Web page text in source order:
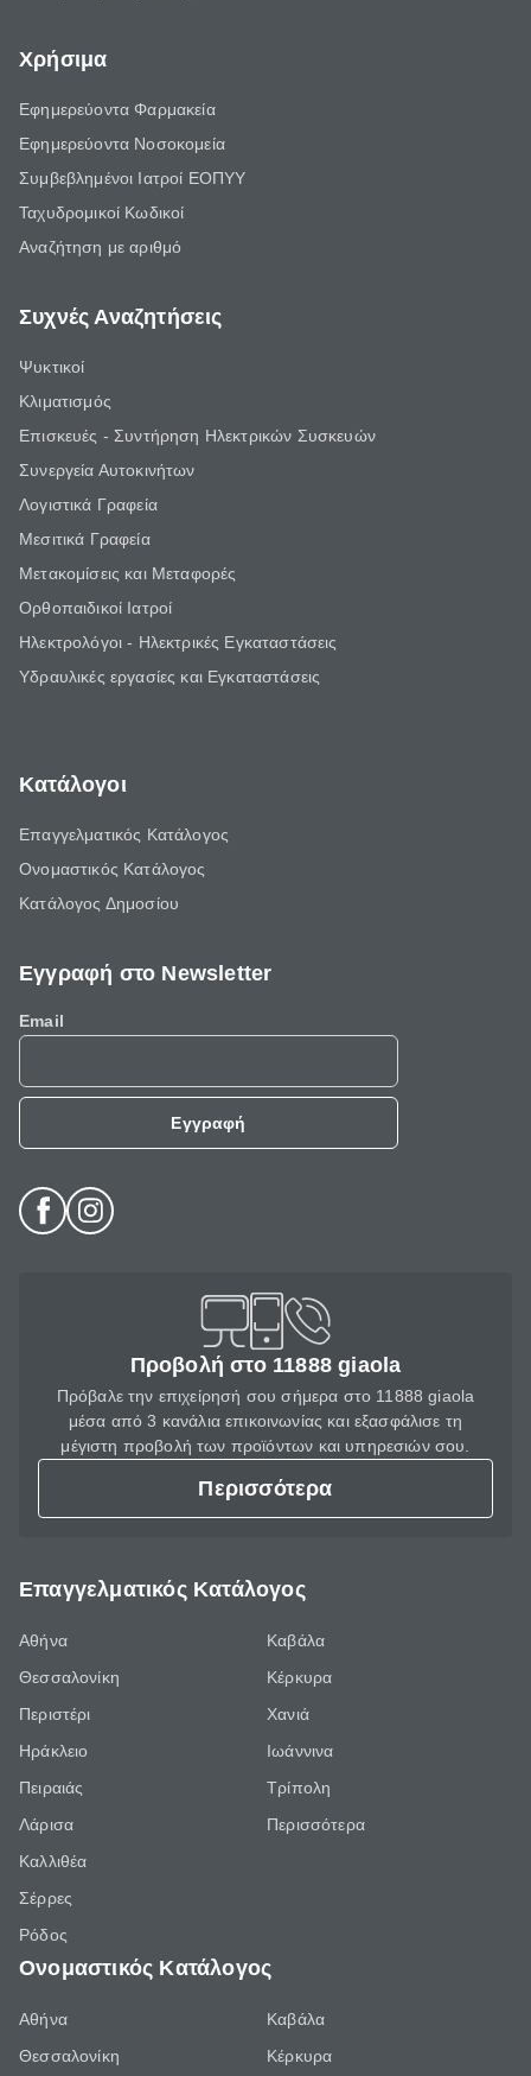
Χρήσιμα
Εφημερεύοντα Φαρμακεία
Εφημερεύοντα Νοσοκομεία
Συμβεβλημένοι Ιατροί ΕΟΠΥΥ
Ταχυδρομικοί Κωδικοί
Αναζήτηση με αριθμό
Συχνές Αναζητήσεις
Ψυκτικοί
Κλιματισμός
Επισκευές - Συντήρηση Ηλεκτρικών Συσκευών
Συνεργεία Αυτοκινήτων
Λογιστικά Γραφεία
Μεσιτικά Γραφεία
Μετακομίσεις και Μεταφορές
Ορθοπαιδικοί Ιατροί
Ηλεκτρολόγοι - Ηλεκτρικές Εγκαταστάσεις
Υδραυλικές εργασίες και Εγκαταστάσεις
Κατάλογοι
Επαγγελματικός Κατάλογος
Ονομαστικός Κατάλογος
Κατάλογος Δημοσίου
Εγγραφή στο Newsletter
Email
Εγγραφή
Προβολή στο 11888 giaola
Πρόβαλε την επιχείρησή σου σήμερα στο 11888 giaola
μέσα από 3 κανάλια επικοινωνίας και εξασφάλισε τη
μέγιστη προβολή των προϊόντων και υπηρεσιών σου.
Περισσότερα
Επαγγελματικός Κατάλογος
Αθήνα
Θεσσαλονίκη
Περιστέρι
Ηράκλειο
Πειραιάς
Λάρισα
Καλλιθέα
Σέρρες
Ρόδος
Καβάλα
Κέρκυρα
Χανιά
Ιωάννινα
Τρίπολη
Περισσότερα
Ονομαστικός Κατάλογος
Αθήνα
Θεσσαλονίκη
Καβάλα
Κέρκυρα